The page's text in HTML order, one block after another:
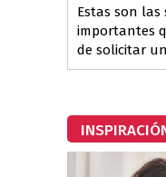
Estas son las
importantes
de solicitar